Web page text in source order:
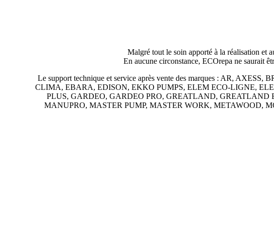
Malgré tout le soin apporté à la réalisation et
En aucune circonstance, ECOrepa ne saurait
Le support technique et service après vente des marques : AR,
CLIMA, EBARA, EDISON, EKKO PUMPS, ELEM ECO-LIGNE,
PLUS, GARDEO, GARDEO PRO, GREATLAND,
MANUPRO, MASTER PUMP, MASTER WORK, METAWOOD,